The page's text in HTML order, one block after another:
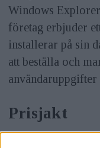
Windows
företag erbjuder
installerar på sin
att beställa och
Prisjakt
ANNONS